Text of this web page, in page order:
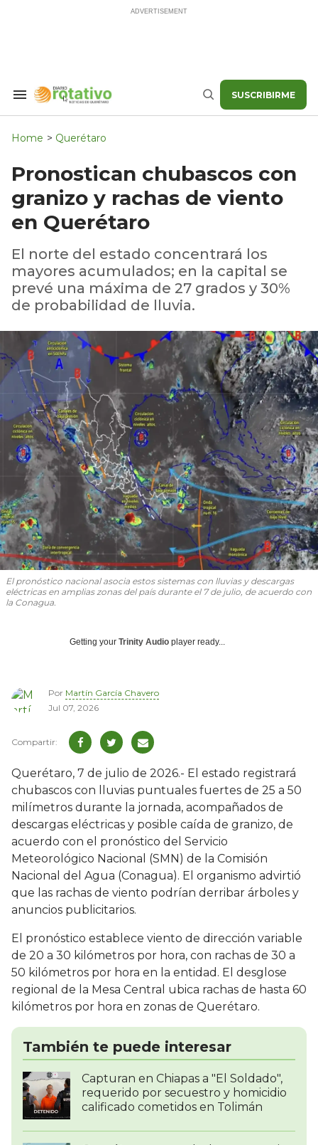
Search
Navigation
Buscar SUSCRIBIRME
Home > Querétaro
Pronostican chubascos con
granizo y rachas de viento
en Querétaro
El norte del estado concentrará los
mayores acumulados; en la capital se
prevé una máxima de 27 grados y 30%
de probabilidad de lluvia.
El pronóstico nacional asocia estos sistemas con lluvias y descargas
eléctricas en amplias zonas del país durante el 7 de julio, de acuerdo con
la Conagua.
Getting your Trinity Audio player ready...
Por Martín García Chavero
Jul 07, 2026
Querétaro, 7 de julio de 2026.- El estado registrará
chubascos con lluvias puntuales fuertes de 25 a 50
milímetros durante la jornada, acompañados de
descargas eléctricas y posible caída de granizo, de
acuerdo con el pronóstico del Servicio
Meteorológico Nacional (SMN) de la Comisión
Nacional del Agua (Conagua). El organismo advirtió
que las rachas de viento podrían derribar árboles y
anuncios publicitarios.
El pronóstico establece viento de dirección variable
de 20 a 30 kilómetros por hora, con rachas de 30 a
50 kilómetros por hora en la entidad. El desglose
regional de la Mesa Central ubica rachas de hasta 60
kilómetros por hora en zonas de Querétaro.
También te puede interesar
Capturan en Chiapas a "El Soldado",
requerido por secuestro y homicidio
calificado cometidos en Tolimán